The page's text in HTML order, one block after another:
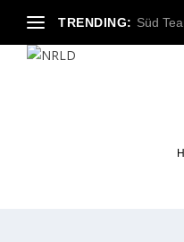
TRENDING: Süd